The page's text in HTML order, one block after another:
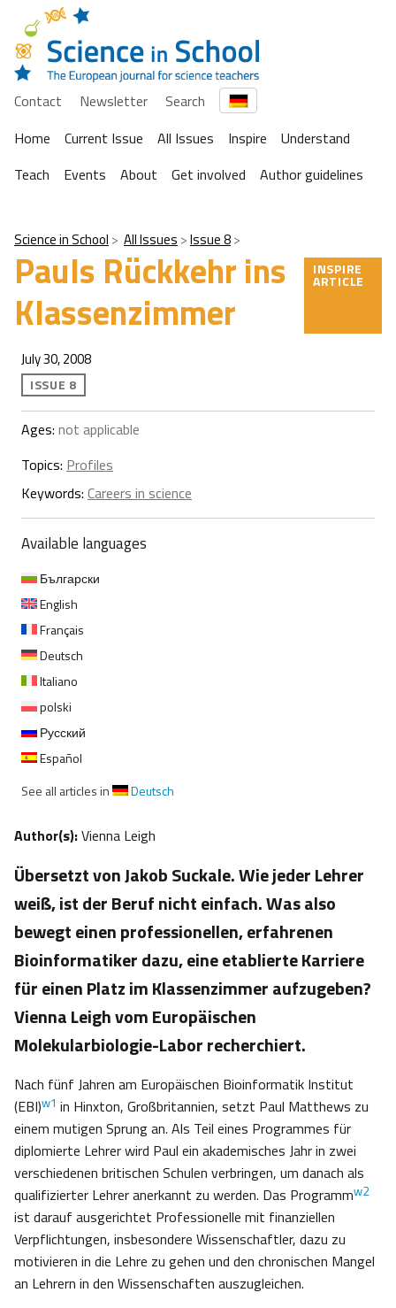
Contact Newsletter
Search
Home
Current Issue All Issues Inspire
Understand
Teach
Events About Get involved Author guidelines
Science in School All Issues Issue 8
Pauls Rückkehr ins
Klassenzimmer
INSPIRE
ARTICLE
July 30, 2008
ISSUE 8
Ages: not applicable
Topics: Profiles
Keywords: Careers in science
Available languages
Български
English
Français
Deutsch
Italiano
polski
Русский
Español
See all articles in
Deutsch
Author(s):Vienna Leigh
Übersetzt von Jakob Suckale. Wie jeder Lehrer
weiß, ist der Beruf nicht einfach. Was also
bewegt einen professionellen, erfahrenen
Bioinformatiker dazu, eine etablierte Karriere
für einen Platz im Klassenzimmer aufzugeben?
Vienna Leigh vom Europäischen
Molekularbiologie-Labor recherchiert.
Nach fünf Jahren am Europäischen Bioinformatik Institut
(EBI)w1 in Hinxton, Großbritannien, setzt Paul Matthews zu
einem mutigen Sprung an. Als Teil eines Programmes für
diplomierte Lehrer wird Paul ein akademisches Jahr in zwei
verschiedenen britischen Schulen verbringen, um danach als
qualifizierter Lehrer anerkannt zu werden. Das Programmw2
ist darauf ausgerichtet Professionelle mit finanziellen
Verpflichtungen, insbesondere Wissenschaftler, dazu zu
motivieren in die Lehre zu gehen und den chronischen Mangel
an Lehrern in den Wissenschaften auszugleichen.